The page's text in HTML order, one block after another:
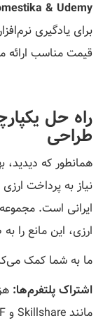
& Udemy:
قیمت مناسب ارائه
طراحی
همانطور که
نیاز به پرداخت
ایرانی است. مجموعه
ارزی، این مانع را
ما به شما کمک
اشتراک پلتفرم‌ها:
مانند Skillshare و IDF را پرداخت کنید.